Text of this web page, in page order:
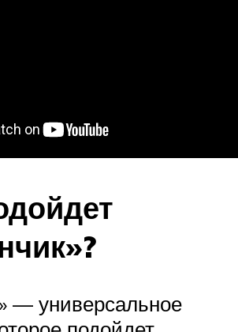
— универсальное